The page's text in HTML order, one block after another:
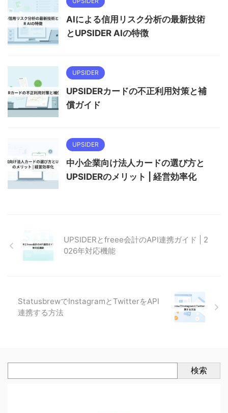
AIによる信用リスク分析の最新技術
とUPSIDER AIの特徴
UPSIDER
UPSIDERカードの不正利用対策と補
償ガイド
UPSIDER
中小企業向け法人カードの選び方と
UPSIDERのメリット | 経営効率化
UPSIDERとfreee会計のAPI連携ガイド | 2
026年対応機能
StatusbrewでInstagramとTwitterをAPI
連携する方法
検索